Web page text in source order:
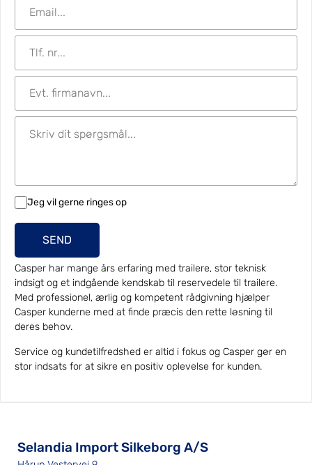
Casper har mange års erfaring med trailere, stor teknisk
indsigt og et indgående kendskab til reservedele til trailere.
Med professionel, ærlig og kompetent rådgivning hjælper
Casper kunderne med at finde præcis den rette løsning til
deres behov.
Service og kundetilfredshed er altid i fokus og Casper gør en
stor indsats for at sikre en positiv oplevelse for kunden.
Jeg vil gerne ringes op
SEND
Selandia Import Silkeborg A/S